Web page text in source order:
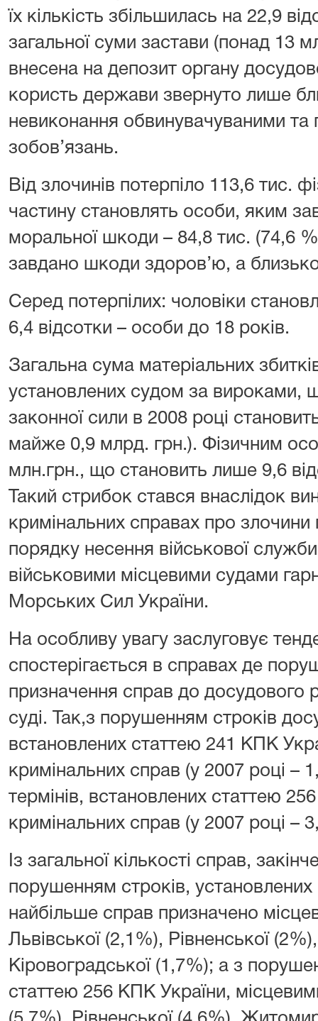
їх кількість збільшилась на 22,9
загальної суми застави (понад 13
внесена на депозит органу
користь держави звернуто лише
невиконання обвинувачуваними та
зобов’язань.
Від злочинів потерпіло 113,6 тис.
частину становлять особи, яким
моральної шкоди – 84,8 тис. (74,6
завдано шкоди здоров’ю, а
Серед потерпілих: чоловіки
6,4 відсотки – особи до 18 років.
Загальна сума матеріальних
установлених судом за вироками,
законної сили в 2008 році
майже 0,9 млрд. грн.). Фізичним
млн.грн., що становить лише 9,6
Такий стрибок стався внаслідок
кримінальних справах про злочини
порядку несення військової
військовими місцевими судами
Морських Сил України.
На особливу увагу заслуговує
спостерігається в справах де
призначення справ до досудового
суді. Так,з порушенням строків
встановлених статтею 241 КПК
кримінальних справ (у 2007 році –
термінів, встановлених статтею
кримінальних справ (у 2007 році –
Із загальної кількості справ,
порушенням строків,
найбільше справ призначено
Львівської (2,1%), Рівненської
Кіровоградської (1,7%); а з
статтею 256 КПК України,